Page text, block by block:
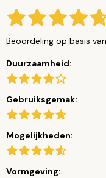
Beoordeling op basis van
Duurzaamheid:
Gebruiksgemak:
Mogelijkheden:
Vormgeving: